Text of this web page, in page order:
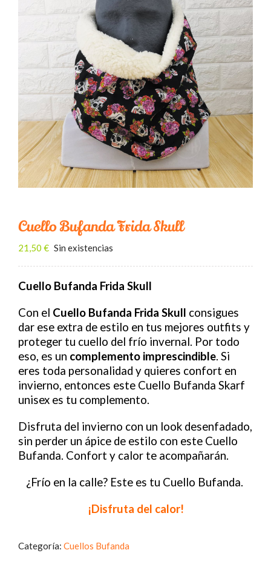
Bolsos mochila
Riñoneras
Carteras
Fundas de libro
BUSCAR:
Carrito
Cuello Bufanda Frida Skull
21,50 € Sin existencias
Cuello Bufanda Frida Skull
Con el Cuello Bufanda Frida Skull consigues
dar ese extra de estilo en tus mejores outfits y
proteger tu cuello del frío invernal. Por todo
eso, es un complemento imprescindible. Si
eres toda personalidad y quieres confort en
invierno, entonces este Cuello Bufanda Skarf
unisex es tu complemento.
Disfruta del invierno con un look desenfadado,
sin perder un ápice de estilo con este Cuello
Bufanda. Confort y calor te acompañarán.
¿Frío en la calle? Este es tu Cuello Bufanda.
¡Disfruta del calor!
Categoría: Cuellos Bufanda